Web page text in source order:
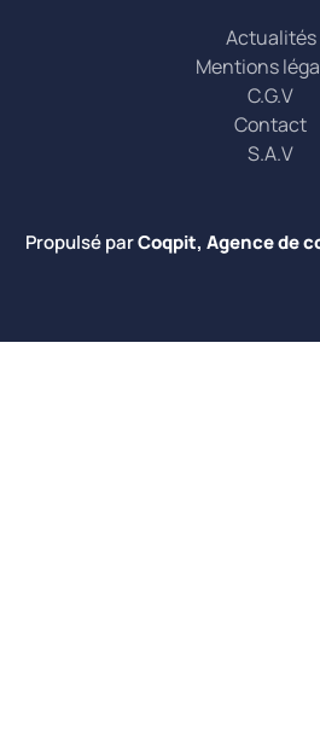
Actualités
Mentions
C.G.V
Contact
S.A.V
Propulsé parCoqpit, Agence de